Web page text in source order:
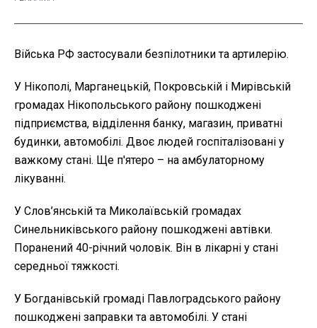
Війська РФ застосували безпілотники та артилерію.
У Нікополі, Марганецькій, Покровській і Мирівській
громадах Нікопольського району пошкоджені
підприємства, відділення банку, магазин, приватні
будинки, автомобілі. Двоє людей госпіталізовані у
важкому стані. Ще п'ятеро – на амбулаторному
лікуванні.
У Слов’янській та Миколаївській громадах
Синельниківського району пошкоджені автівки.
Поранений 40-річний чоловік. Він в лікарні у стані
середньої тяжкості.
У Богданівській громаді Павлоградського району
пошкоджені заправки та автомобілі. У стані